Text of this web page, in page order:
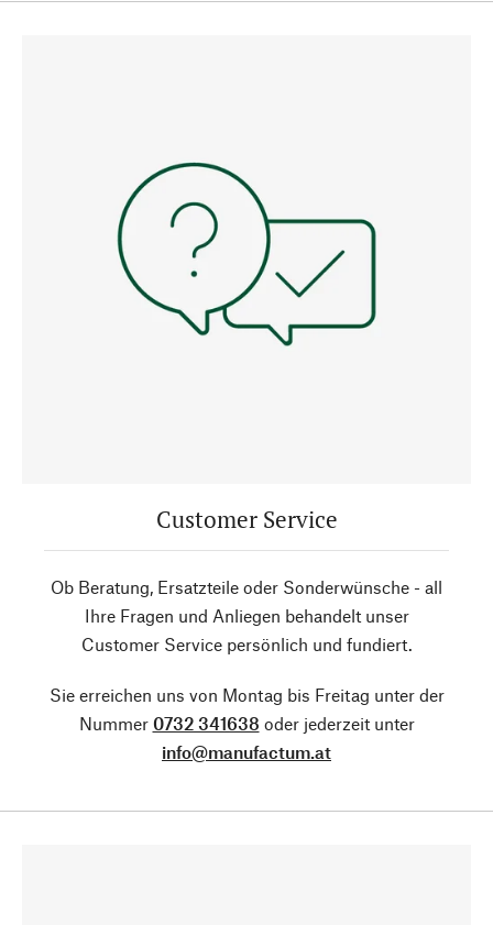
Customer Service
Ob Beratung, Ersatzteile oder Sonderwünsche - all
Ihre Fragen und Anliegen behandelt unser
Customer Service persönlich und fundiert.
Sie erreichen uns von Montag bis Freitag unter der
Nummer 0732 341638 oder jederzeit unter
info@manufactum.at